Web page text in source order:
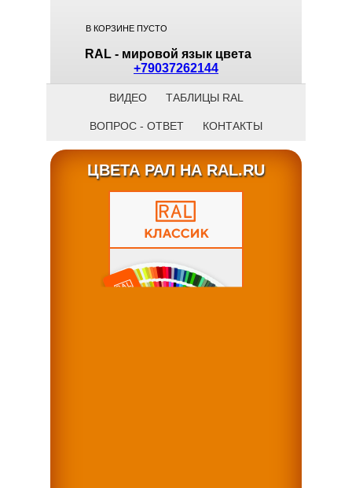
В КОРЗИНЕ ПУСТО
RAL - мировой язык цвета
+79037262144
ВИДЕО ТАБЛИЦЫ RAL
ВОПРОС - ОТВЕТ КОНТАКТЫ
ЦВЕТА РАЛ НА RAL.RU